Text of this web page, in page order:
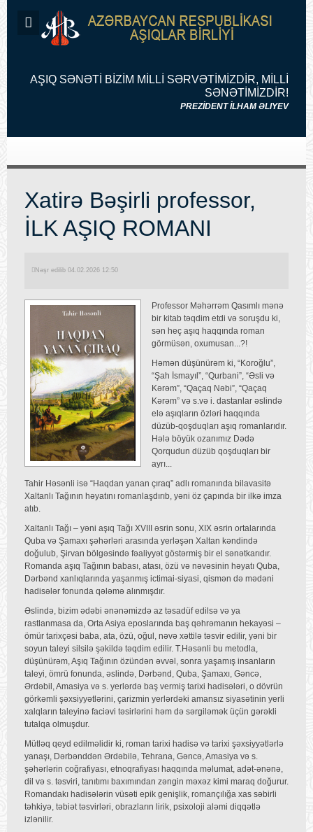
AŞIQ SƏNƏTİ BİZİM MİLLİ SƏRVƏTİMİZDİR, MİLLİ
SƏNƏTİMİZDİR!
PREZİDENT İLHAM ƏLIYEV
Xatirə Bəşirli professor,
İLK AŞIQ ROMANI
Nəşr edilib 04.02.2026 12:50
Professor Məhərrəm Qasımlı mənə
bir kitab təqdim etdi və soruşdu ki,
sən heç aşıq haqqında roman
görmüsən, oxumusan...?!
Həmən düşünürəm ki, “Koroğlu”,
“Şah İsmayıl”, “Qurbani”, “Əsli və
Kərəm”, “Qaçaq Nəbi”, “Qaçaq
Kərəm” və s.və i. dastanlar əslində
elə aşıqların özləri haqqında
düzüb-qoşduqları aşıq romanlarıdır.
Hələ böyük ozanımız Dədə
Qorqudun düzüb qoşduqları bir
ayrı...
Tahir Həsənli isə “Haqdan yanan çıraq” adlı romanında bilavasitə
Xaltanlı Tağının həyatını romanlaşdırıb, yəni öz çapında bir ilkə imza
atıb.
Xaltanlı Tağı – yəni aşıq Tağı XVIII əsrin sonu, XIX əsrin ortalarında
Quba və Şamaxı şəhərləri arasında yerləşən Xaltan kəndində
doğulub, Şirvan bölgəsində fəaliyyət göstərmiş bir el sənətkarıdır.
Romanda aşıq Tağının babası, atası, özü və nəvəsinin həyatı Quba,
Dərbənd xanlıqlarında yaşanmış ictimai-siyasi, qismən də mədəni
hadisələr fonunda qələmə alınmışdır.
Əslində, bizim ədəbi ənənəmizdə az təsadüf edilsə və ya
rastlanmasa da, Orta Asiya eposlarında baş qəhrəmanın hekayəsi –
ömür tarixçəsi baba, ata, özü, oğul, nəvə xəttilə təsvir edilir, yəni bir
soyun taleyi silsilə şəkildə təqdim edilir. T.Həsənli bu metodla,
düşünürəm, Aşıq Tağının özündən əvvəl, sonra yaşamış insanların
taleyi, ömrü fonunda, əslində, Dərbənd, Quba, Şamaxı, Gəncə,
Ərdəbil, Amasiya və s. yerlərdə baş vermiş tarixi hadisələri, o dövrün
görkəmli şəxsiyyətlərini, çarizmin yerlərdəki amansız siyasətinin yerli
xalqların taleyinə faciəvi təsirlərini həm də sərgiləmək üçün gərəkli
tutalqa olmuşdur.
Mütləq qeyd edilməlidir ki, roman tarixi hadisə və tarixi şəxsiyyətlərlə
yanaşı, Dərbənddən Ərdəbilə, Tehrana, Gəncə, Amasiya və s.
şəhərlərin coğrafiyası, etnoqrafiyası haqqında məlumat, adət-ənənə,
dil və s. təsviri, tanıtımı baxımından zəngin məxəz kimi maraq doğurur.
Romandakı hadisələrin vüsəti epik genişlik, romançılığa xas səbirli
təhkiyə, təbiət təsvirləri, obrazların lirik, psixoloji aləmi diqqətlə
izlənilir.